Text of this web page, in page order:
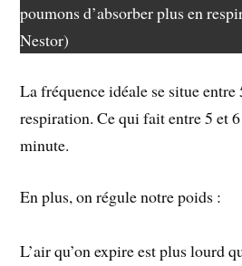
poumons d’absorber plus en
Nestor)
La fréquence idéale se situe entre
respiration. Ce qui fait entre 5 et
minute.
En plus, on régule notre poids :
L’air qu’on expire est plus lourd